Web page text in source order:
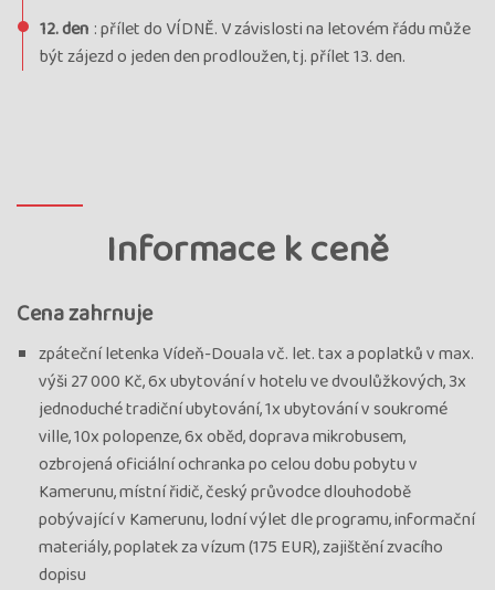
12. den : přílet do VÍDNĚ. V závislosti na letovém řádu může
být zájezd o jeden den prodloužen, tj. přílet 13. den.
Informace k ceně
Cena zahrnuje
zpáteční letenka Vídeň-Douala vč. let. tax a poplatků v max.
výši 27 000 Kč, 6x ubytování v hotelu ve dvoulůžkových, 3x
jednoduché tradiční ubytování, 1x ubytování v soukromé
ville, 10x polopenze, 6x oběd, doprava mikrobusem,
ozbrojená oficiální ochranka po celou dobu pobytu v
Kamerunu, místní řidič, český průvodce dlouhodobě
pobývající v Kamerunu, lodní výlet dle programu, informační
materiály, poplatek za vízum (175 EUR), zajištění zvacího
dopisu